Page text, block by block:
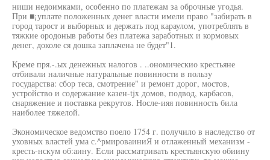
ниши недоимками, особенно по платежам за оброчные угодья.
При ■¡уплате положенных денег власти имели право "забирать в
город тарост и выборных и держать под караулом, употреблять в
тяжкие ородоныв работы без платежа заработных и кормовых
денег, доколе ся дошка заплачена не будет"1.
Креме пря.-.ых денежных налогов . ..ономическио крестьяне
отбивали наличные натуральные повинности в пользу
государства: сбор теса, смотрение" и ремонт дорог, мостов,
устройство и содержание казен-tjx домов, подвод, карбасов,
снаряжение и поставка рекрутов. Носле-ияя повинность била
наиболее тяжелой.
Экономическое ведомство поело 1754 г. получило в наследство от
уховных властей ума с.^рмироваиниЯ и отлаженный механизм -
кресть-нскум об:аину. Если рассматривать крестьянскую обиину